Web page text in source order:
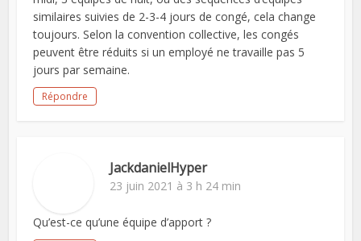
similaires suivies de 2-3-4 jours de congé, cela change
toujours. Selon la convention collective, les congés
peuvent être réduits si un employé ne travaille pas 5
jours par semaine.
Répondre
JackdanielHyper
23 juin 2021 à 3 h 24 min
Qu’est-ce qu’une équipe d’apport ?